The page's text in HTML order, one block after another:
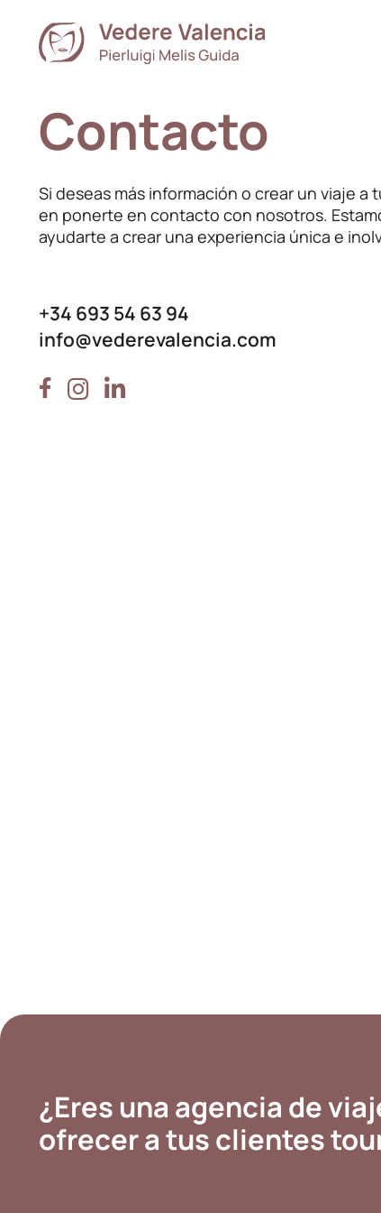
Contacto
Si deseas más información o crear un viaje a
en ponerte en contacto con nosotros.
ayudarte a crear una experiencia única e
+34 693 54 63 94
info@vederevalencia.com
¿Eres una agencia de
ofrecer a tus clientes